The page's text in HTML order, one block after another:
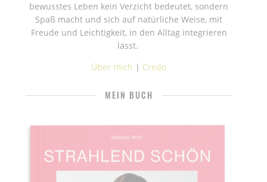
bewusstes Leben kein Verzicht bedeutet, sondern
Spaß macht und sich auf natürliche Weise, mit
Freude und Leichtigkeit, in den Alltag integrieren
lässt.
Über mich | Credo
MEIN BUCH